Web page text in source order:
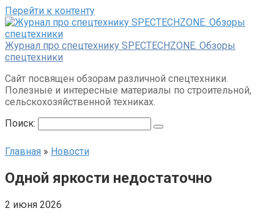
Перейти к контенту
Журнал про спецтехнику SPECTECHZONE. Обзоры
спецтехники
Сайт посвящен обзорам различной спецтехники.
Полезные и интересные материалы по строительной,
сельскохозяйственной техниках.
Поиск:
Главная » Новости
Одной яркости недостаточно
2 июня 2026